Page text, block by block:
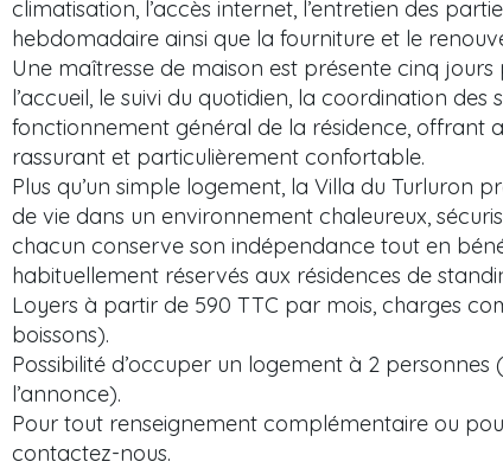
climatisation, l’accès internet, l’entretien des
hebdomadaire ainsi que la fourniture et le
Une maîtresse de maison est présente cinq jours
l’accueil, le suivi du quotidien, la coordination des
fonctionnement général de la résidence, offrant
rassurant et particulièrement confortable.
Plus qu’un simple logement, la Villa du Turluron
de vie dans un environnement chaleureux,
chacun conserve son indépendance tout en
habituellement réservés aux résidences de
Loyers à partir de 590 TTC par mois, charges
boissons).
Possibilité d’occuper un logement à 2
l’annonce).
Pour tout renseignement complémentaire ou
contactez-nous.